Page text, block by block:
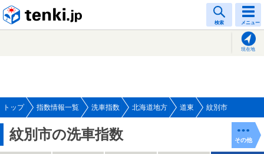
検索 メニュー
現在地
トップ 指数情報一覧 洗車指数 北海道地方 道東 紋別市
紋別市の洗車指数 その他